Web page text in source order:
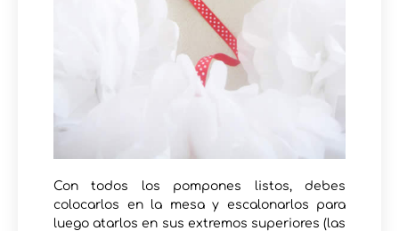
Con todos los pompones listos, debes
colocarlos en la mesa y escalonarlos para
luego atarlos en sus extremos superiores (las